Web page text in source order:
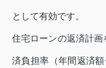
として有効です。
住宅ローンの返済計
済負担率（年間返済